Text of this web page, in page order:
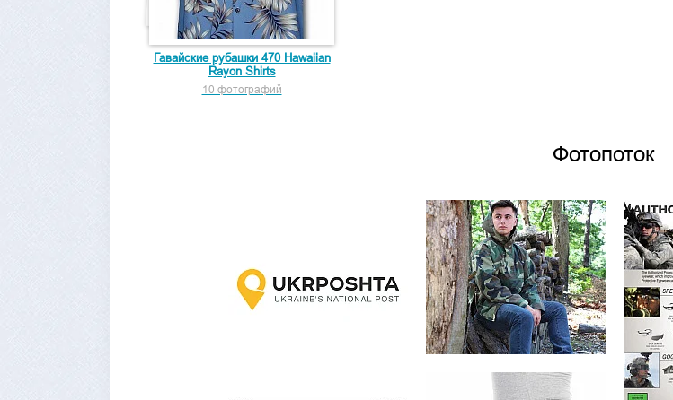
Гавайские рубашки 470 Hawaiian
Rayon Shirts
10 фотографий
Фотопоток